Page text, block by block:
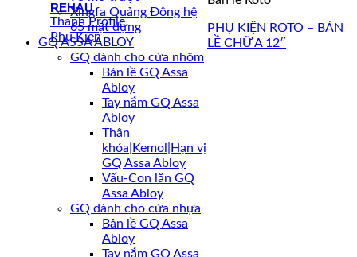
REHAU
Thanh Profile
Phụ Kiện
Xingfa Quảng Đông hệ
65 mặt dựng
GQ ASSA ABLOY
GQ dành cho cửa nhôm
Bản lề GQ Assa
Abloy
Tay nắm GQ Assa
Abloy
Thân
khóa|Kemol|Hạn vị
GQ Assa Abloy
Vấu-Con lăn GQ
Assa Abloy
GQ dành cho cửa nhựa
Bản lề GQ Assa
Abloy
Tay nắm GQ Assa
PHỤ KIỆN ROTO – BẢN
LỀ CHỮ A 12″